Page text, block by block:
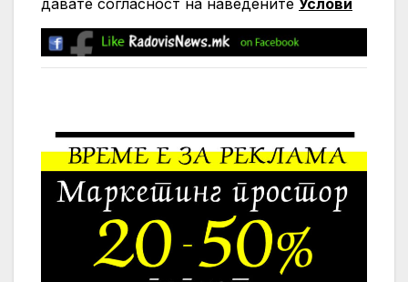
давате согласност на нaведените Услови